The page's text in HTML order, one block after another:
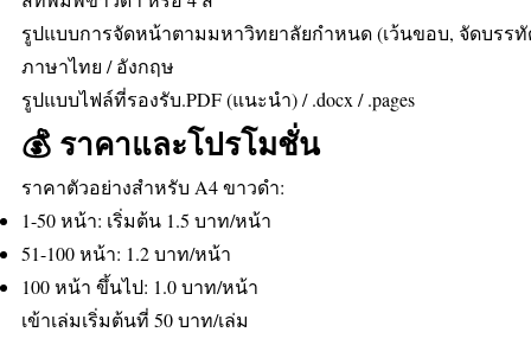
รูปแบบการจัดหน้าตามมหาวิทยาลัยกำหนด (เว้นขอบ, จัดบรร
ภาษาไทย / อังกฤษ
รูปแบบไฟล์ที่รองรับ.PDF (แนะนำ) / .docx / .pages
💰 ราคาและโปรโมชั่น
ราคาตัวอย่างสำหรับ A4 ขาวดำ:
1-50 หน้า: เริ่มต้น 1.5 บาท/หน้า
51-100 หน้า: 1.2 บาท/หน้า
100 หน้า ขึ้นไป: 1.0 บาท/หน้า
เข้าเล่มเริ่มต้นที่ 50 บาท/เล่ม